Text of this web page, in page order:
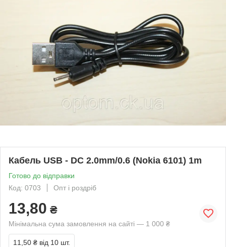
Кабель USB - DC 2.0mm/0.6 (Nokia 6101) 1m
Готово до відправки
Код: 0703
Опт і роздріб
13,80 ₴
Мінімальна сума замовлення на сайті — 1 000 ₴
11,50 ₴ від 10 шт.